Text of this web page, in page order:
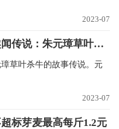
2023-07
【回首】《记忆中的老郑州》趣闻传说：朱元璋草叶杀牛 当前看点
草叶杀牛的故事传说。元
2023-07
标芽麦最高每斤1.2元